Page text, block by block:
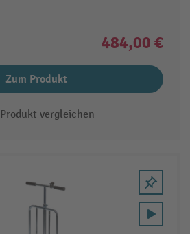
484,00 €
Zum Produkt
Produkt vergleichen